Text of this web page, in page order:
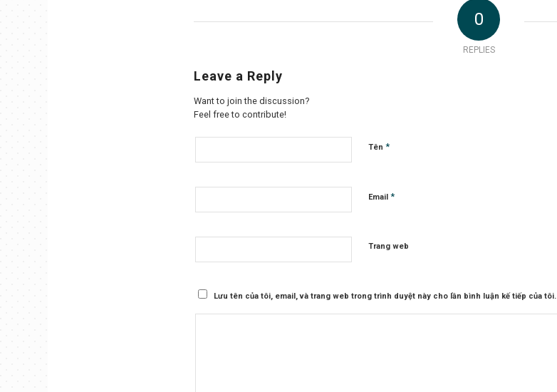
0
REPLIES
Leave a Reply
Want to join the discussion?
Feel free to contribute!
Tên *
Email *
Trang web
Lưu tên của tôi, email, và trang web trong trình duyệt này cho lần bình luận kế tiếp của tôi.